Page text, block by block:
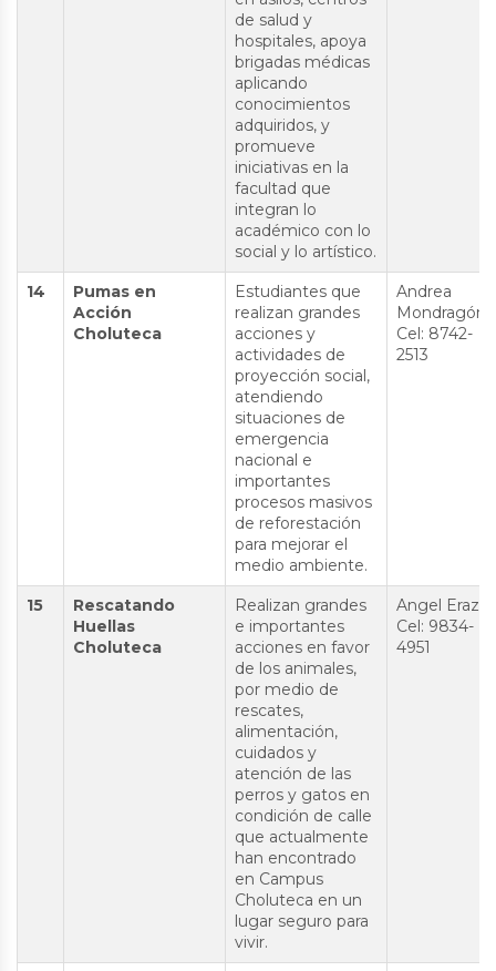
de salud y
hospitales, apoya
brigadas médicas
aplicando
conocimientos
adquiridos, y
promueve
iniciativas en la
facultad que
integran lo
académico con lo
social y lo artístico.
14
Pumas en
Acción
Choluteca
Estudiantes que
realizan grandes
acciones y
actividades de
proyección social,
atendiendo
situaciones de
emergencia
nacional e
importantes
procesos masivos
de reforestación
para mejorar el
medio ambiente.
Andrea
Mondragón
Cel: 8742-
2513
15
Rescatando
Huellas
Choluteca
Realizan grandes
e importantes
acciones en favor
de los animales,
por medio de
rescates,
alimentación,
cuidados y
atención de las
perros y gatos en
condición de calle
que actualmente
han encontrado
en Campus
Choluteca en un
lugar seguro para
vivir.
Angel Erazo
Cel: 9834-
4951